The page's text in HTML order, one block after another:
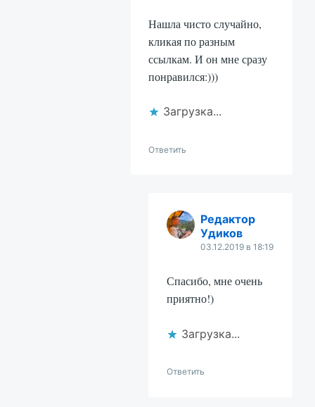
Нашла чисто случайно,
кликая по разным
ссылкам. И он мне сразу
понравился:)))
Загрузка...
Ответить
Редактор
Удиков
03.12.2019 в 18:19
Спасибо, мне очень
приятно!)
Загрузка...
Ответить